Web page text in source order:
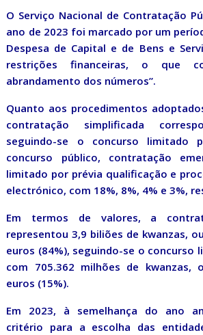
O Serviço Nacional de Contratação
ano de 2023 foi marcado por um
Despesa de Capital e de Bens e
restrições financeiras, o que
abrandamento dos números”.
Quanto aos procedimentos
contratação simplificada
seguindo-se o concurso limitado
concurso público, contratação
limitado por prévia qualificação e
electrónico, com 18%, 8%, 4% e 3%,
Em termos de valores, a
representou 3,9 biliões de kwanzas,
euros (84%), seguindo-se o concurso
com 705.362 milhões de kwanzas,
euros (15%).
Em 2023, à semelhança do ano
critério para a escolha das